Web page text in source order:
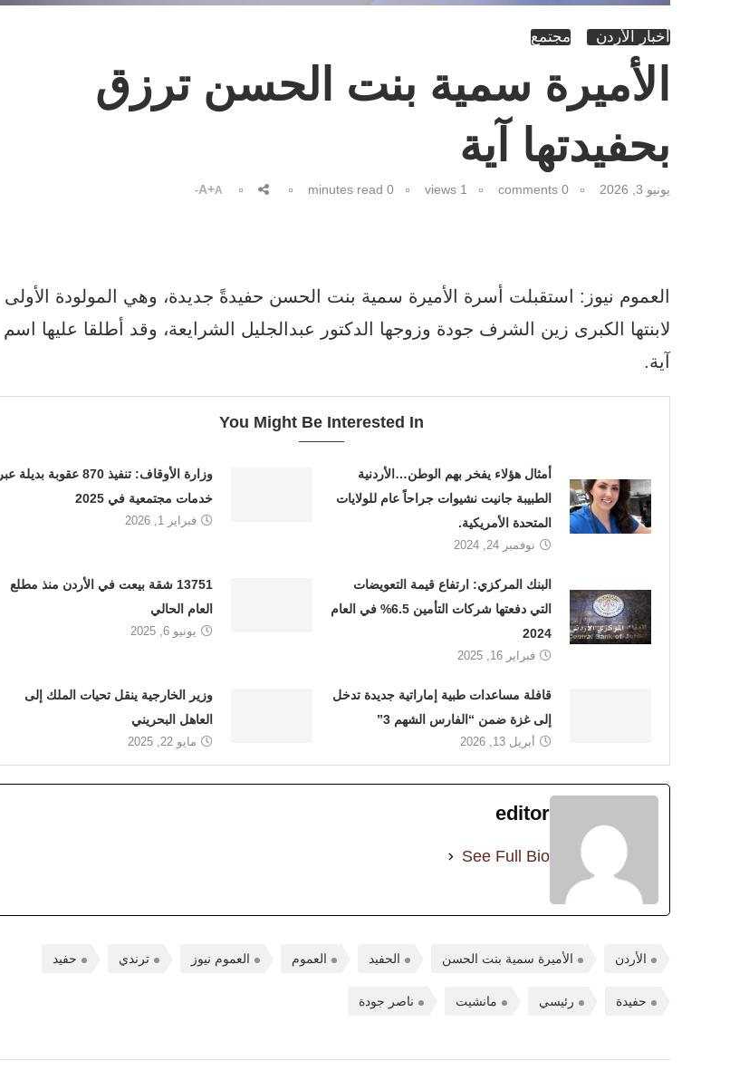
أخبار الأردن مجتمع
الأميرة سمية بنت الحسن ترزق
بحفيدتها آية
يونيو 3, 2026 0 comments
1
0 minutes read
A+A-
العموم نيوز: استقبلت أسرة الأميرة سمية بنت الحسن حفيدةً جديدة، وهي المولودة الأولى
لابنتها الكبرى زين الشرف جودة وزوجها الدكتور عبدالجليل الشرايعة، وقد أطلقا عليها اسم
آية.
You Might Be Interested In
أمثال هؤلاء يفخر بهم الوطن…الأردنية
الطبيبة جانيت نشيوات جراحاً عام للولايات
المتحدة الأمريكية.
نوفمبر 24, 2024
وزارة الأوقاف: تنفيذ 870 عقوبة بديلة عبر
خدمات مجتمعية في 2025
فبراير 1, 2026
البنك المركزي: ارتفاع قيمة التعويضات
التي دفعتها شركات التأمين 6.5% في العام
2024
فبراير 16, 2025
13751 شقة بيعت في الأردن منذ مطلع
العام الحالي
يونيو 6, 2025
قافلة مساعدات طبية إماراتية جديدة تدخل
إلى غزة ضمن “الفارس الشهم 3”
أبريل 13, 2026
وزير الخارجية ينقل تحيات الملك إلى
العاهل البحريني
مايو 22, 2025
editor
See Full Bio
الأردن الأميرة سمية بنت الحسن الحفيد العموم العموم نيوز ترندي حفيد
حفيدة رئيسي مانشيت ناصر جودة